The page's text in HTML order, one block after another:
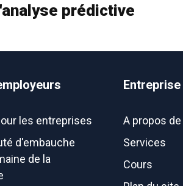
prédictive
les entreprises
d'embauche
de la
Entreprise
A propos de
Services
Cours